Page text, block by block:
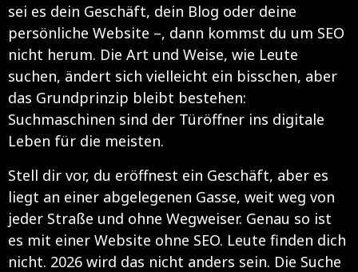
sei es dein Geschäft, dein Blog oder deine
persönliche Website –, dann kommst du um SEO
nicht herum. Die Art und Weise, wie Leute
suchen, ändert sich vielleicht ein bisschen, aber
das Grundprinzip bleibt bestehen:
Suchmaschinen sind der Türöffner ins digitale
Leben für die meisten.
Stell dir vor, du eröffnest ein Geschäft, aber es
liegt an einer abgelegenen Gasse, weit weg von
jeder Straße und ohne Wegweiser. Genau so ist
es mit einer Website ohne SEO. Leute finden dich
nicht. 2026 wird das nicht anders sein. Die Suche